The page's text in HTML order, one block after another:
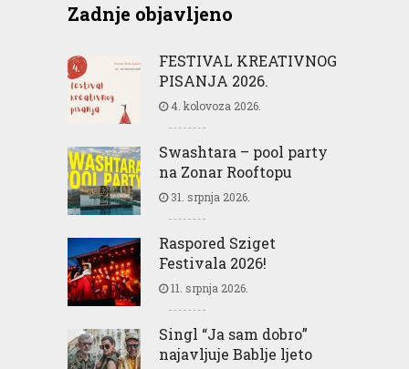
Zadnje objavljeno
FESTIVAL KREATIVNOG
PISANJA 2026.
4. kolovoza 2026.
Swashtara – pool party
na Zonar Rooftopu
31. srpnja 2026.
Raspored Sziget
Festivala 2026!
11. srpnja 2026.
Singl “Ja sam dobro”
najavljuje Bablje ljeto